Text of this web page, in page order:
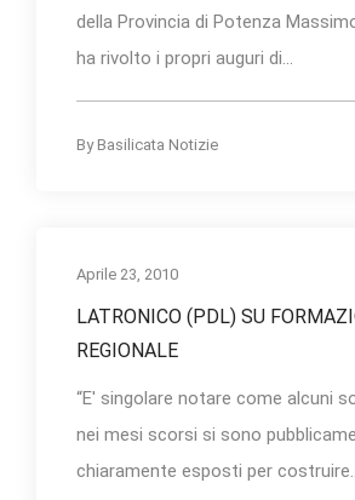
della Provincia di Potenza
ha rivolto i propri auguri di...
By Basilicata Notizie
Aprile 23, 2010
LATRONICO (PDL) SU
REGIONALE
“E' singolare notare come alcuni
nei mesi scorsi si sono
chiaramente esposti per